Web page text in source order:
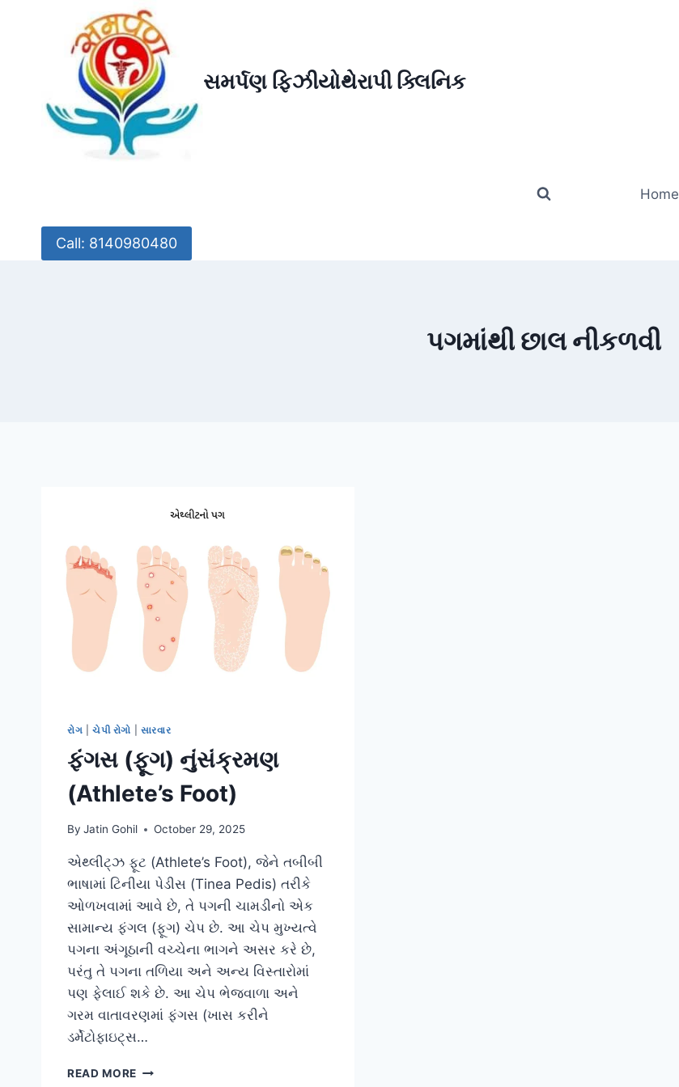
સમર્પણ ફિઝીયોથેરાપી ક્લિનિક
Home
Call: 8140980480
પગમાંથી છાલ નીકળવી
રોગ ચેપી રોગો સારવાર
ફંગસ (ફૂગ) નુંસંક્રમણ
(Athlete’s Foot)
By Jatin Gohil October 29, 2025
એથ્લીટ્ઝ ફૂટ (Athlete’s Foot), જેને તબીબી
ભાષામાં ટિનીયા પેડીસ (Tinea Pedis) તરીકે
ઓળખવામાં આવે છે, તે પગની ચામડીનો એક
સામાન્ય ફંગલ (ફૂગ) ચેપ છે. આ ચેપ મુખ્યત્વે
પગના અંગૂઠાની વચ્ચેના ભાગને અસર કરે છે,
પરંતુ તે પગના તળિયા અને અન્ય વિસ્તારોમાં
પણ ફેલાઈ શકે છે. આ ચેપ ભેજવાળા અને
ગરમ વાતાવરણમાં ફંગસ (ખાસ કરીને
ડર્મેટોફાઇટ્સ…
READ MORE ફંગસ